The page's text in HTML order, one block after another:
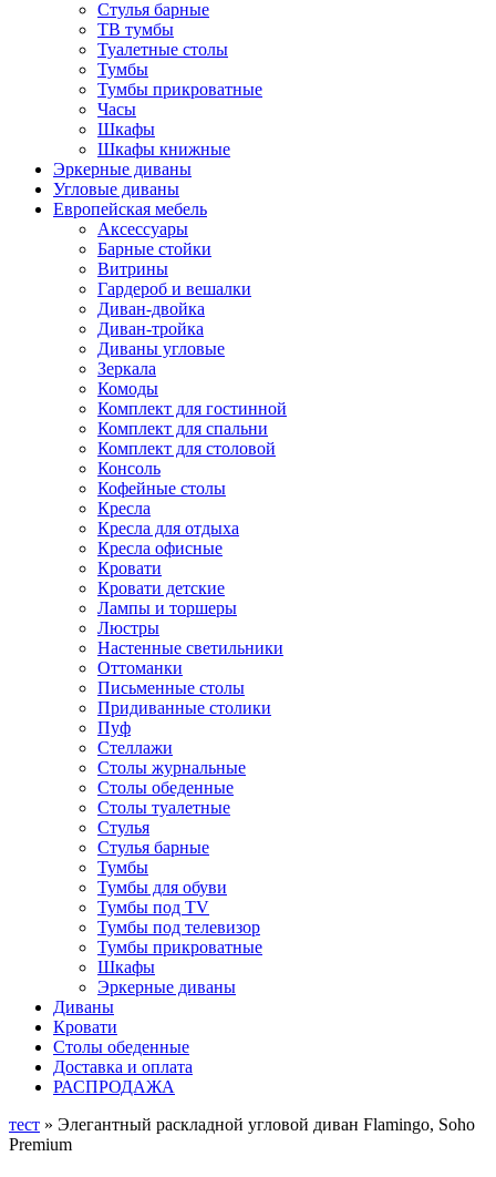
Стулья барные
ТВ тумбы
Туалетные столы
Тумбы
Тумбы прикроватные
Часы
Шкафы
Шкафы книжные
Эркерные диваны
Угловые диваны
Европейская мебель
Аксессуары
Барные стойки
Витрины
Гардероб и вешалки
Диван-двойка
Диван-тройка
Диваны угловые
Зеркала
Комоды
Комплект для гостинной
Комплект для спальни
Комплект для столовой
Консоль
Кофейные столы
Кресла
Кресла для отдыха
Кресла офисные
Кровати
Кровати детские
Лампы и торшеры
Люстры
Настенные светильники
Оттоманки
Письменные столы
Придиванные столики
Пуф
Стеллажи
Столы журнальные
Столы обеденные
Столы туалетные
Стулья
Стулья барные
Тумбы
Тумбы для обуви
Тумбы под TV
Тумбы под телевизор
Тумбы прикроватные
Шкафы
Эркерные диваны
Диваны
Кровати
Столы обеденные
Доставка и оплата
РАСПРОДАЖА
тест » Элегантный раскладной угловой диван Flamingo, Soho
Premium